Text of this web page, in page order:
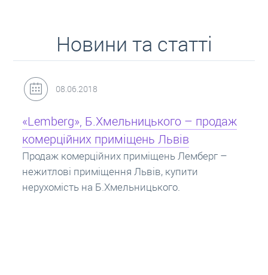
Новини та статті
31.05.2018
Кредит під заставу нерухомості: іпотека
Іпотека на квартиру – кредит на житло під
заставу нерухомості. Купити в іпотеку – що
потрібно знати? Консультація від Експертів
про іпотечні кредити.